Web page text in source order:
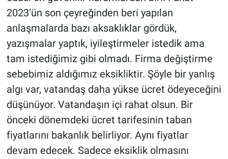
2023’ün son çeyreğinden beri yapılan
anlaşmalarda bazı aksaklıklar gördük,
yazışmalar yaptık, iyileştirmeler istedik ama
tam istediğimiz gibi olmadı. Firma değiştirme
sebebimiz aldığımız eksikliktir. Şöyle bir yanlış
algı var, vatandaş daha yükse ücret ödeyeceğini
düşünüyor. Vatandaşın içi rahat olsun. Bir
önceki dönemdeki ücret tarifesinin taban
fiyatlarını bakanlık belirliyor. Aynı fiyatlar
devam edecek. Sadece eksiklik olmasını